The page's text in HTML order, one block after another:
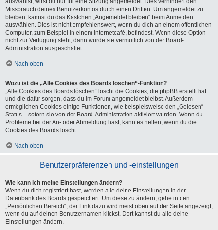
auswählst, wirst du nur für eine Sitzung angemeldet. Dies verhindert den
Missbrauch deines Benutzerkontos durch einen Dritten. Um angemeldet zu
bleiben, kannst du das Kästchen „Angemeldet bleiben“ beim Anmelden
auswählen. Dies ist nicht empfehlenswert, wenn du dich an einem öffentlichen
Computer, zum Beispiel in einem Internetcafé, befindest. Wenn diese Option
nicht zur Verfügung steht, dann wurde sie vermutlich von der Board-
Administration ausgeschaltet.
Nach oben
Wozu ist die „Alle Cookies des Boards löschen“-Funktion?
„Alle Cookies des Boards löschen“ löscht die Cookies, die phpBB erstellt hat
und die dafür sorgen, dass du im Forum angemeldet bleibst. Außerdem
ermöglichen Cookies einige Funktionen, wie beispielsweise den „Gelesen“-
Status – sofern sie von der Board-Administration aktiviert wurden. Wenn du
Probleme bei der An- oder Abmeldung hast, kann es helfen, wenn du die
Cookies des Boards löscht.
Nach oben
Benutzerpräferenzen und -einstellungen
Wie kann ich meine Einstellungen ändern?
Wenn du dich registriert hast, werden alle deine Einstellungen in der
Datenbank des Boards gespeichert. Um diese zu ändern, gehe in den
„Persönlichen Bereich“; der Link dazu wird meist oben auf der Seite angezeigt,
wenn du auf deinen Benutzernamen klickst. Dort kannst du alle deine
Einstellungen ändern.